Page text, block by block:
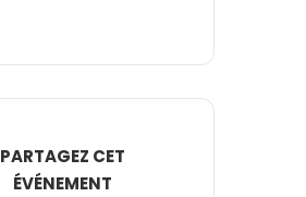
PARTAGEZ CET
ÉVÉNEMENT